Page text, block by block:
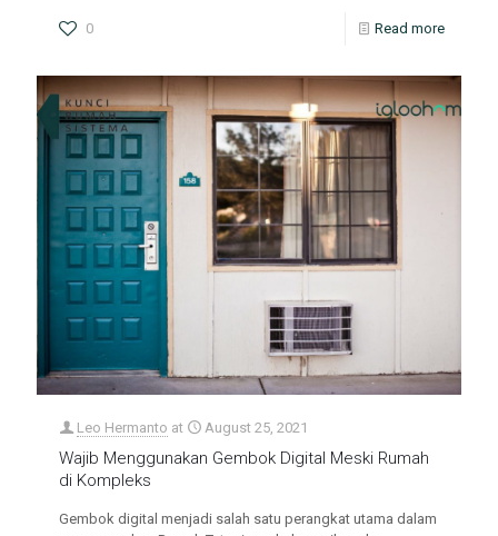
0 Read more
Leo Hermanto at August 25, 2021
Wajib Menggunakan Gembok Digital Meski Rumah
di Kompleks
Gembok digital menjadi salah satu perangkat utama dalam